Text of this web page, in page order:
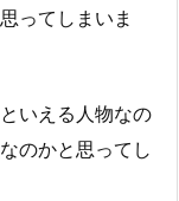
ってしまいま
いえる人物なの
のかと思ってし